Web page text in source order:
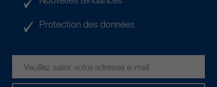
Protection des données